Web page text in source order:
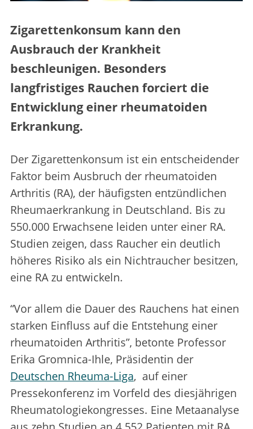
Zigarettenkonsum kann den
Ausbrauch der Krankheit
beschleunigen. Besonders
langfristiges Rauchen forciert die
Entwicklung einer rheumatoiden
Erkrankung.
Der Zigarettenkonsum ist ein entscheidender
Faktor beim Ausbruch der rheumatoiden
Arthritis (RA), der häufigsten entzündlichen
Rheumaerkrankung in Deutschland. Bis zu
550.000 Erwachsene leiden unter einer RA.
Studien zeigen, dass Raucher ein deutlich
höheres Risiko als ein Nichtraucher besitzen,
eine RA zu entwickeln.
“Vor allem die Dauer des Rauchens hat einen
starken Einfluss auf die Entstehung einer
rheumatoiden Arthritis”, betonte Professor
Erika Gromnica-Ihle, Präsidentin der
Deutschen Rheuma-Liga, auf einer
Pressekonferenz im Vorfeld des diesjährigen
Rheumatologiekongresses. Eine Metaanalyse